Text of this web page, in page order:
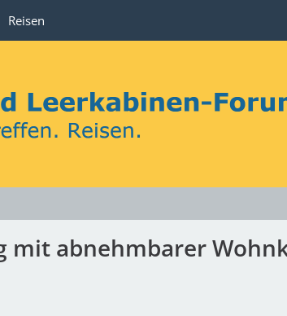
Reisen
mit abnehmbarer